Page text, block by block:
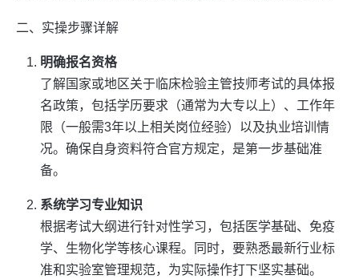
二、实操步骤详解
明确报名资格
了解国家或地区关于临床检验主管技师考试的具体报
名政策，包括学历要求（通常为大专以上）、工作年
限（一般需3年以上相关岗位经验）以及执业培训情
况。确保自身资料符合官方规定，是第一步基础准
备。
系统学习专业知识
根据考试大纲进行针对性学习，包括医学基础、免疫
学、生物化学等核心课程。同时，要熟悉最新行业标
准和实验室管理规范，为实际操作打下坚实基础。